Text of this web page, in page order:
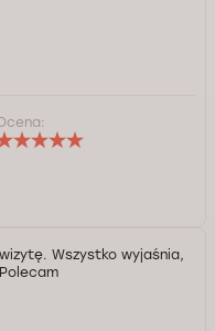
Wszystko wyjaśnia,